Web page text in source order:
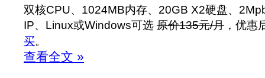
双核CPU、1024MB内存、20GB X2硬盘、
IP、Linux或Windows可选 原价135元/月 ，优惠
买。
查看全文 »